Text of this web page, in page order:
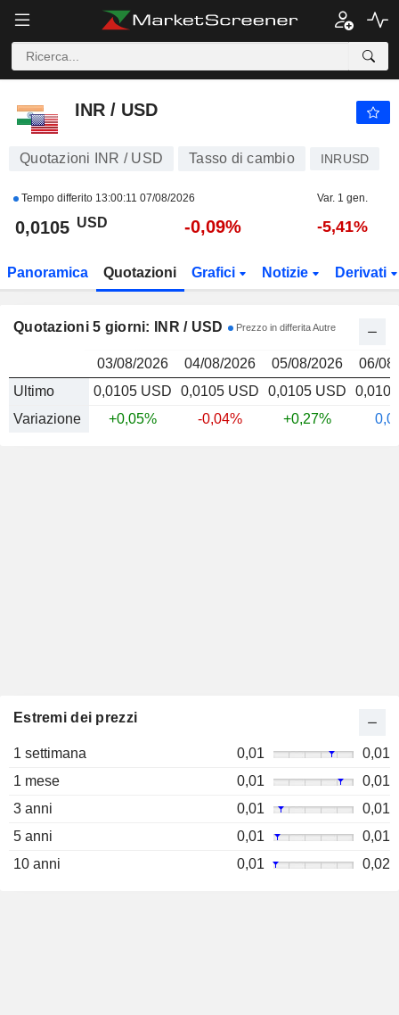
INR / USD 0,0105
INR / USD
Quotazioni INR / USD Tasso di cambio INRUSD
Tempo differito 13:00:11 07/08/2026 Var. 1 gen.
0,0105 USD -0,09% -5,41%
Panoramica Quotazioni Grafici Notizie Derivati
Quotazioni 5 giorni: INR / USD Prezzo in differita Autre
03/08/2026 04/08/2026 05/08/2026
06/
Ultimo
0,0105 USD 0,0105 USD 0,0105 USD
Variazione
+0,05% -0,04% +0,27%
Estremi dei prezzi
1 settimana 0,01
0,01
1 mese
0,01
0,01
3 anni
0,01
0,01
5 anni
0,01
0,01
10 anni
0,01 0,02